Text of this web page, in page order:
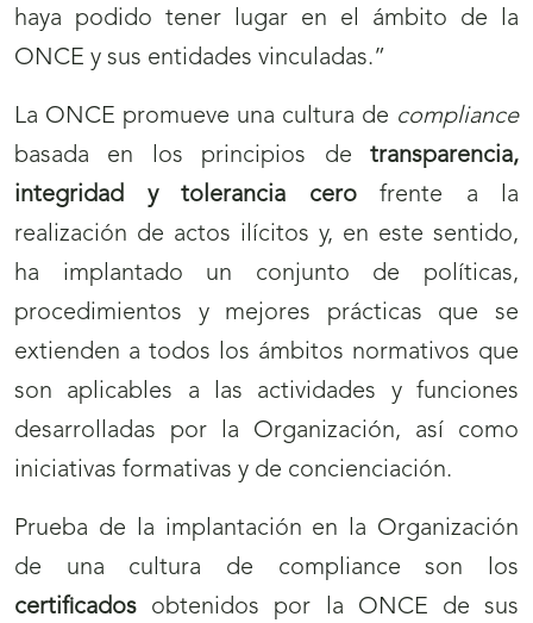
haya podido tener lugar en el ámbito de la
ONCE y sus entidades vinculadas.”
La ONCE promueve una cultura de compliance
basada en los principios de transparencia,
integridad y tolerancia cerofrente a la
realización de actos ilícitos y, en este sentido,
ha implantado un conjunto de políticas,
procedimientos y mejores prácticas que se
extienden a todos los ámbitos normativos que
son aplicables a las actividades y funciones
desarrolladas por la Organización, así como
iniciativas formativas y de concienciación.
Prueba de la implantación en la Organización
de una cultura de compliance son los
certificados obtenidos por la ONCE de sus